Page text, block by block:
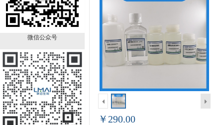
微信公众号
￥1390.00
已有0 人购买
￥290.00